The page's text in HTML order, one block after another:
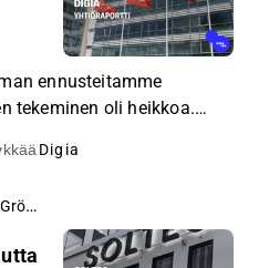
ennusteitamme
tekeminen oli heikkoa.
näkemyksemme mukaan
Digia
Joni Grönqvist